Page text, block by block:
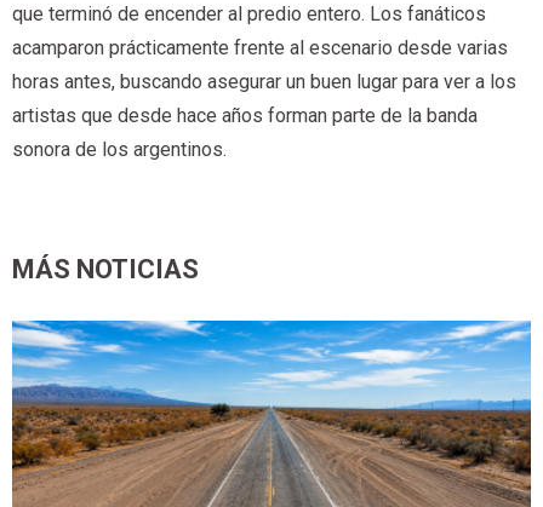
que terminó de encender al predio entero. Los fanáticos
acamparon prácticamente frente al escenario desde varias
horas antes, buscando asegurar un buen lugar para ver a los
artistas que desde hace años forman parte de la banda
sonora de los argentinos.
MÁS NOTICIAS